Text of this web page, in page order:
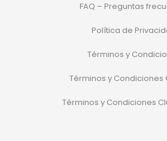
FAQ – Preguntas
Política de
Términos y
Términos y Condiciones
Términos y Condiciones